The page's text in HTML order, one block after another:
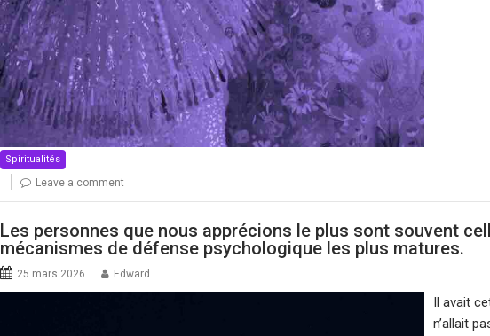
Spiritualités
Leave a comment
Les personnes que nous apprécions le plus sont souvent
mécanismes de défense psychologique les plus matures.
25 mars 2026 Edward
Il avait
n’allait